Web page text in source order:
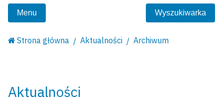
Menu Wyszukiwarka
Strona główna Aktualności Archiwum
Aktualności